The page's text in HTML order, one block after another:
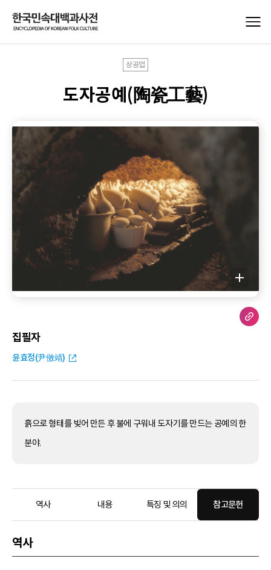
상공업
도자공예(陶瓷工藝)
집필자
윤효정(尹傚靖)
흙으로 형태를 빚어 만든 후 불에 구워내 도자기를 만드는 공예의 한
분야.
역사 내용 특징 및 의의 참고문헌
역사